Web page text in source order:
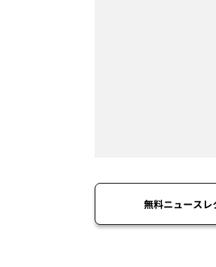
無料ニュースレ